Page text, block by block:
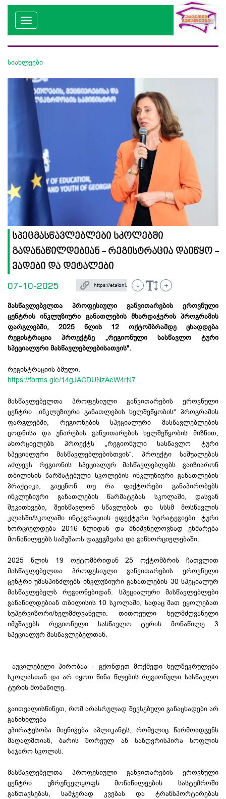
სიახლეები
სპეცმასწავლებლები სკოლებში
გადანაწილდებიან - რეგისტრაცია დაიწყო -
ვადები და დეტალები
07-10-2025 - +
მასწავლებელთა პროფესიული განვითარების ეროვნული
ცენტრის ინკლუზიური განათლების მხარდაჭერის პროგრამის
ფარგლებში, 2025 წლის 12 ოქტომბრამდე ცხადდება
რეგისტრაცია პროექტზე „რეგიონული სასწავლო ტური
სპეციალური მასწავლებლებისათვის".
რეგისტრაციის ბმული:
https://forms.gle/14gJACDUNzAeW4rN7
მასწავლებელთა პროფესიული განვითარების ეროვნული
ცენტრი „ინკლუზიური განათლების ხელშეწყობის“ პროგრამის
ფარგლებში, რეგიონების სპეციალური მასწავლებლების
ცოდნისა და უნარების განვითარების ხელშეწყობის მიზნით,
ახორციელებს პროექტს „რეგიონული სასწავლო ტური
სპეციალური მასწავლებლებისთვის“. პროექტი საშუალებას
აძლევს რეგიონის სპეციალურ მასწავლებლებს გაიზიარონ
თბილისის წარმატებული სკოლების ინკლუზიური განათლების
პრაქტიკა, გაეცნონ თუ რა ფაქტორები განაპირობებს
ინკლუზიური განათლების წარმატებას სკოლაში, დასვან
შეკითხვები, შეისწავლონ სწავლების და სსსმ მოსწავლის
კლასში/სკოლაში ინტეგრაციის ეფექტური სტრატეგიები. ტური
ხორციელდება 2016 წლიდან და მნიშვნელოვნად ეხმარება
მონაწილეებს სამუშაოს დაგეგმვასა და განხორციელებაში.
2025 წლის 19 ოქტომბრიდან 25 ოქტომბრის ჩათვლით
მასწავლებელთა პროფესიული განვითარების ეროვნული
ცენტრი უმასპინძლებს ინკლუზიური განათლების 30 სპეციალურ
მასწავლებელს რეგიონებიდან. სპეციალური მასწავლებლები
განაწილდებიან თბილისის 10 სკოლაში, სადაც მათ ეყოლებათ
სუპერვიზორი/ხელმძღვანელი. თითოეული ხელმძღვანელი
იმუშავებს რეგიონული სასწავლო ტურის მონაწილე 3
სპეციალურ მასწავლებელთან.
აუცილებელი პირობაა - გქონდეთ მოქმედი ხელშეკრულება
სკოლასთან და არ იყოთ წინა წლების რეგიონული სასწავლო
ტურის მონაწილე.
გაითვალისწინეთ, რომ არასრულად შევსებული განაცხადები არ
განიხილება
უპირატესობა მიენიჭება აპლიკანტს, რომელიც წარმოადგენს
მაღალმთიან, ბარის შორეულ ან საზღვრისპირა სოფლის
საჯარო სკოლას.
მასწავლებელთა პროფესიული განვითარების ეროვნული
ცენტრი უზრუნველყოფს მონაწილეების სასტუმროში
განთავსებას, სამჯერად კვებას და ტრანსპორტირებას